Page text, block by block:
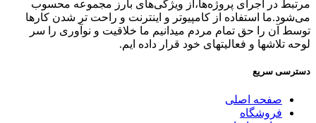
مرتبط در اجرای پروژه‌ها،از ویژگی‌های بارز مجموعه محسوب
می‌شود.ما استفاده از کامپیوتر و اینترنت و راحت تر شدن کارها
توسط آن را حق تمام مردم میدانیم ما خلاقیت و نوآوری را سر
لوحه تلاشها و فعالیتهای خود قرار داده ایم.
دسترسی سریع
صفحه اصلی
فروشگاه